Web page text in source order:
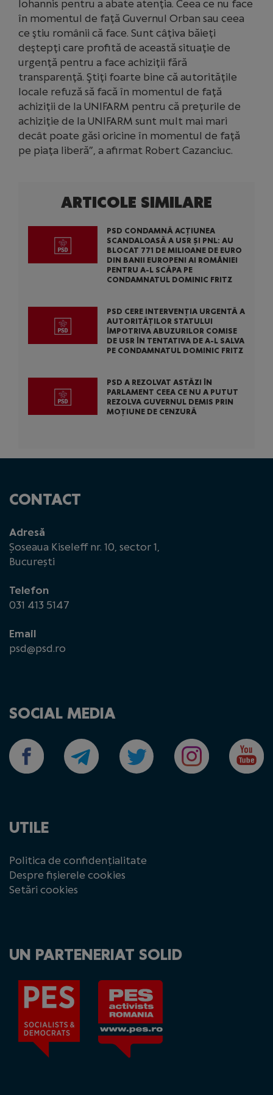
Iohannis pentru a abate atenţia. Ceea ce nu face
în momentul de faţă Guvernul Orban sau ceea
ce ştiu românii că face. Sunt câţiva băieţi
deştepţi care profită de această situaţie de
urgenţă pentru a face achiziţii fără
transparenţă. Ştiţi foarte bine că autorităţile
locale refuză să facă în momentul de faţă
achiziţii de la UNIFARM pentru că preţurile de
achiziţie de la UNIFARM sunt mult mai mari
decât poate găsi oricine în momentul de faţă
pe piaţa liberă”, a afirmat Robert Cazanciuc.
ARTICOLE SIMILARE
PSD CONDAMNĂ ACȚIUNEA
SCANDALOASĂ A USR ȘI PNL: AU
BLOCAT 771 DE MILIOANE DE EURO
DIN BANII EUROPENI AI ROMÂNIEI
PENTRU A-L SCĂPA PE
CONDAMNATUL DOMINIC FRITZ
PSD CERE INTERVENȚIA URGENTĂ A
AUTORITĂȚILOR STATULUI
ÎMPOTRIVA ABUZURILOR COMISE
DE USR ÎN TENTATIVA DE A-L SALVA
PE CONDAMNATUL DOMINIC FRITZ
PSD A REZOLVAT ASTĂZI ÎN
PARLAMENT CEEA CE NU A PUTUT
REZOLVA GUVERNUL DEMIS PRIN
MOȚIUNE DE CENZURĂ
CONTACT
Adresă
Șoseaua Kiseleff nr. 10, sector 1,
București
Telefon
031 413 5147
Email
psd@psd.ro
SOCIAL MEDIA
UTILE
Politica de confidențialitate
Despre fișierele cookies
Setări cookies
UN PARTENERIAT SOLID